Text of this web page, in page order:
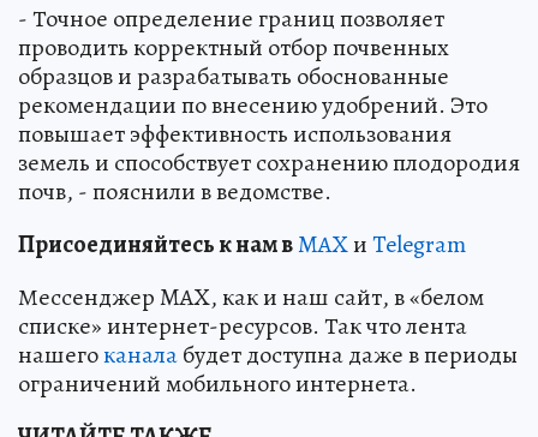
- Точное определение границ позволяет
проводить корректный отбор почвенных
образцов и разрабатывать обоснованные
рекомендации по внесению удобрений. Это
повышает эффективность использования
земель и способствует сохранению плодородия
почв, - пояснили в ведомстве.
Присоединяйтесь к нам вMAXиTelegram
Мессенджер MAX, как и наш сайт, в «белом
списке» интернет-ресурсов. Так что лента
нашегоканалабудет доступна даже в периоды
ограничений мобильного интернета.